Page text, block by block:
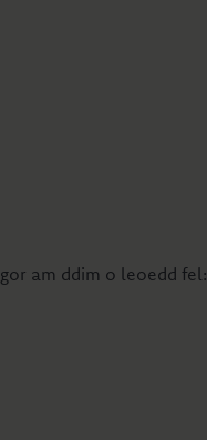
am ddim o leoedd fel: